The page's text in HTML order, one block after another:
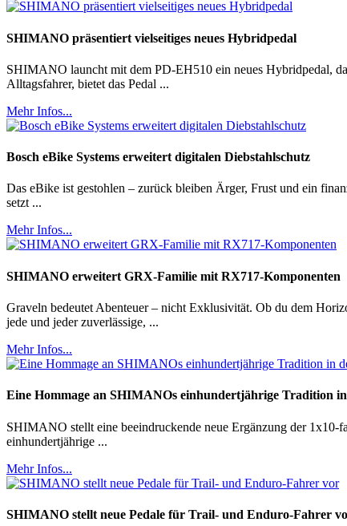
SHIMANO präsentiert vielseitiges neues Hybridpedal
SHIMANO launcht mit dem PD-EH510 ein neues Hybridpedal,
Alltagsfahrer, bietet das Pedal ...
Mehr Infos...
Bosch eBike Systems erweitert digitalen Diebstahlschutz
Das eBike ist gestohlen – zurück bleiben Ärger, Frust und ein
setzt ...
Mehr Infos...
SHIMANO erweitert GRX-Familie mit RX717-Komponenten
Graveln bedeutet Abenteuer – nicht Exklusivität. Ob du dem
jede und jeder zuverlässige, ...
Mehr Infos...
Eine Hommage an SHIMANOs einhundertjährige Tradition
SHIMANO stellt eine beeindruckende neue Ergänzung der
einhundertjährige ...
Mehr Infos...
SHIMANO stellt neue Pedale für Trail- und Enduro-Fahrer